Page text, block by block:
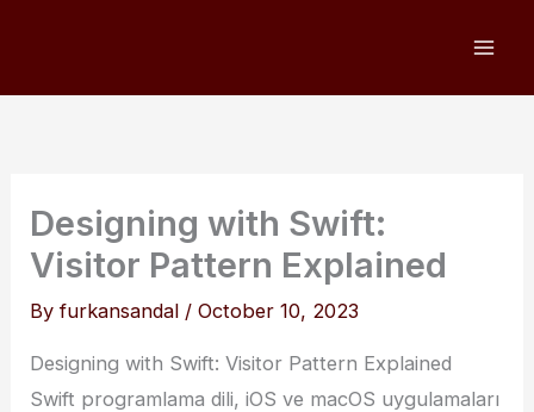
Designing with Swift:
Visitor Pattern Explained
Byfurkansandal /October 10, 2023
Designing with Swift: Visitor Pattern Explained
Swift programlama dili, iOS ve macOS uygulamaları